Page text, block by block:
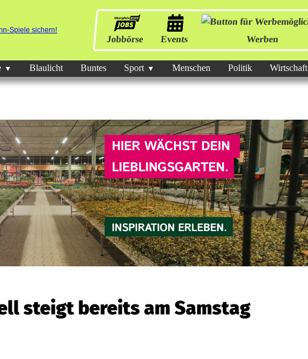
Jobbörse Events Werben
Blaulicht Buntes Sport Menschen Politik Wirtschaft
steigt bereits am Samstag